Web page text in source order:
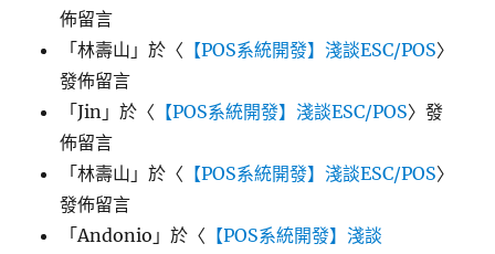
佈留言
「林壽山 」於〈 【POS系統開發】淺談ESC/POS〉
發佈留言
「Jin 」於〈 【POS系統開發】淺談ESC/POS〉發
佈留言
「林壽山 」於〈 【POS系統開發】淺談ESC/POS〉
發佈留言
「Andonio 」於〈 【POS系統開發】淺談